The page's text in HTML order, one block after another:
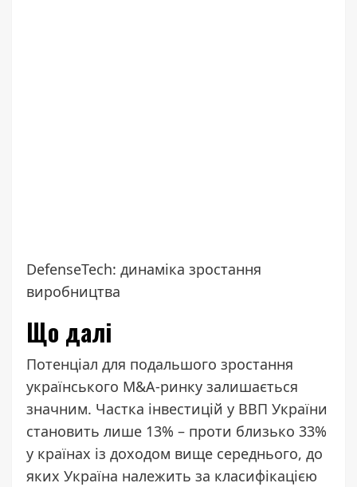
DefenseTech: динаміка зростання
виробництва
Що далі
Потенціал для подальшого зростання
українського M&A-ринку залишається
значним. Частка інвестицій у ВВП України
становить лише 13% – проти близько 33%
у країнах із доходом вище середнього, до
яких Україна належить за класифікацією